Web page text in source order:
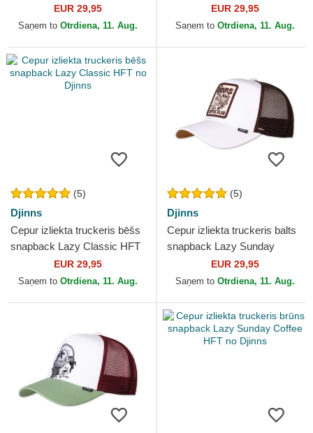
HFT Lazy Days Are The Best
Days no Djinns
EUR 29,95
Saņem to Otrdiena, 11. Aug.
EUR 29,95
Saņem to Otrdiena, 11. Aug.
(5)
Djinns
Cepur izliekta truckeris bēšs
snapback Lazy Classic HFT
EUR 29,95
Saņem to Otrdiena, 11. Aug.
(5)
Djinns
Cepur izliekta truckeris balts
snapback Lazy Sunday
Coffee Club HFT no Djinns
EUR 29,95
Saņem to Otrdiena, 11. Aug.